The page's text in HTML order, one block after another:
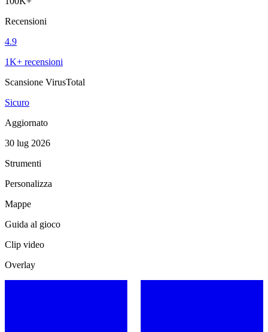
Recensioni
4.9
1K+ recensioni
Scansione VirusTotal
Sicuro
Aggiornato
30 lug 2026
Strumenti
Personalizza
Mappe
Guida al gioco
Clip video
Overlay